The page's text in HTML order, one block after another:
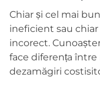
Chiar și cel mai
ineficient sau
incorect.
face diferența
dezamăgiri